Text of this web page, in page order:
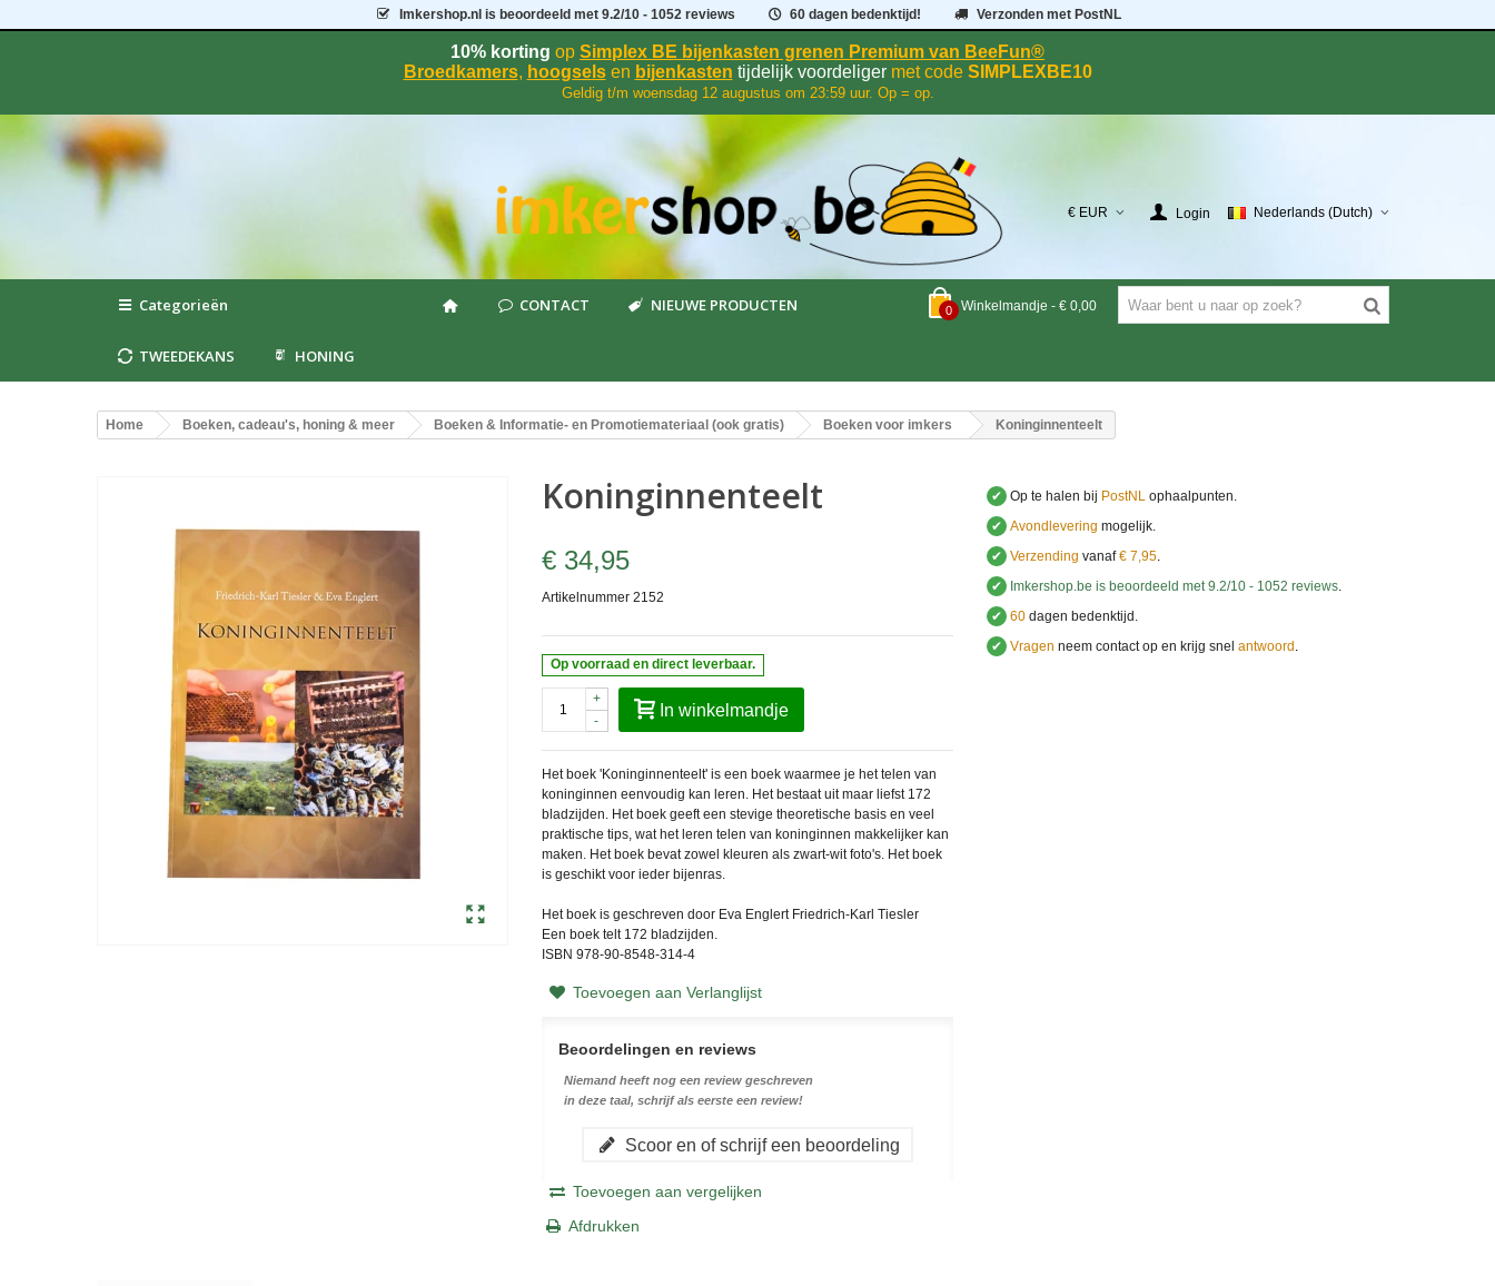
Imkershop.nl is beoordeeld met 9.2/10 - 1052 reviews 60 dagen bedenktijd! Verzonden met PostNL
10% korting op Simplex BE bijenkasten grenen Premium van BeeFun®
Broedkamers, hoogselsen bijenkasten tijdelijk voordeligermet codeSIMPLEXBE10
Geldig t/m woensdag 12 augustus om 23:59 uur. Op = op.
€ EUR Login Nederlands (Dutch)
0 Winkelmandje - € 0,00
Categorieën CONTACT NIEUWE PRODUCTEN
TWEEDEKANS HONING
Home Boeken, cadeau's, honing & meer Boeken & Informatie- en Promotiemateriaal (ook gratis) Boeken voor imkers Koninginnenteelt
Koninginnenteelt
€ 34,95
Artikelnummer 2152
Op voorraad en direct leverbaar.
-
+
In winkelmandje
Het boek 'Koninginnenteelt' is een boek waarmee je het telen van
koninginnen eenvoudig kan leren. Het bestaat uit maar liefst 172
bladzijden. Het boek geeft een stevige theoretische basis en veel
praktische tips, wat het leren telen van koninginnen makkelijker kan
maken. Het boek bevat zowel kleuren als zwart-wit foto's. Het boek
is geschikt voor ieder bijenras.
Het boek is geschreven door Eva Englert Friedrich-Karl Tiesler
Een boek telt 172 bladzijden.
ISBN 978-90-8548-314-4
Toevoegen aan Verlanglijst
Beoordelingen en reviews
Niemand heeft nog een review geschreven
in deze taal, schrijf als eerste een review!
Scoor en of schrijf een beoordeling
Toevoegen aan vergelijken
Afdrukken
✔ Op te halen bij PostNLophaalpunten.
✔ Avondlevering mogelijk.
✔ Verzending vanaf€ 7,95.
✔
Imkershop.be is beoordeeld met9.2/10 -1052 reviews.
✔ 60dagen bedenktijd.
✔ Vragen neem contact op en krijg snel antwoord ..